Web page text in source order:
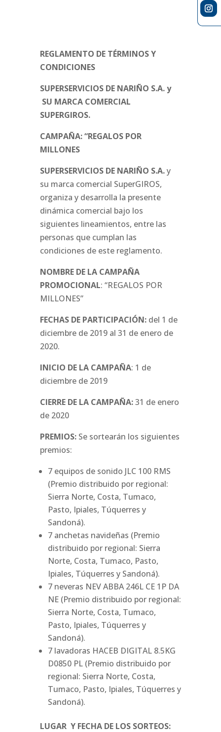
REGLAMENTO DE TÉRMINOS Y
CONDICIONES
SUPERSERVICIOS DE NARIÑO S.A. y
SU MARCA COMERCIAL
SUPERGIROS.
CAMPAÑA: “REGALOS POR
MILLONES
SUPERSERVICIOS DE NARIÑO S.A.y
su marca comercial SuperGIROS,
organiza y desarrolla la presente
dinámica comercial bajo los
siguientes lineamientos, entre las
personas que cumplan las
condiciones de este reglamento.
NOMBRE DE LA CAMPAÑA
PROMOCIONAL: “REGALOS POR
MILLONES”
FECHAS DE PARTICIPACIÓN:del 1 de
diciembre de 2019 al 31 de enero de
2020.
INICIO DE LA CAMPAÑA: 1 de
diciembre de 2019
CIERRE DE LA CAMPAÑA:31 de enero
de 2020
PREMIOS:Se sortearán los siguientes
premios:
7 equipos de sonido JLC 100 RMS
(Premio distribuido por regional:
Sierra Norte, Costa, Tumaco,
Pasto, Ipiales, Túquerres y
Sandoná).
7 anchetas navideñas (Premio
distribuido por regional: Sierra
Norte, Costa, Tumaco, Pasto,
Ipiales, Túquerres y Sandoná).
7 neveras NEV ABBA 246L CE 1P DA
NE (Premio distribuido por regional:
Sierra Norte, Costa, Tumaco,
Pasto, Ipiales, Túquerres y
Sandoná).
7 lavadoras HACEB DIGITAL 8.5KG
D0850 PL (Premio distribuido por
regional: Sierra Norte, Costa,
Tumaco, Pasto, Ipiales, Túquerres y
Sandoná).
LUGAR Y FECHA DE LOS SORTEOS: